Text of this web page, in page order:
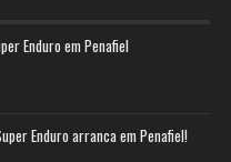
Enduro em Penafiel
Enduro arranca em Penafiel!